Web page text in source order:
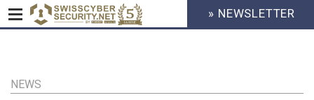
Inhalt
HEADER
MENU
» NEWSLETTER
NEWS